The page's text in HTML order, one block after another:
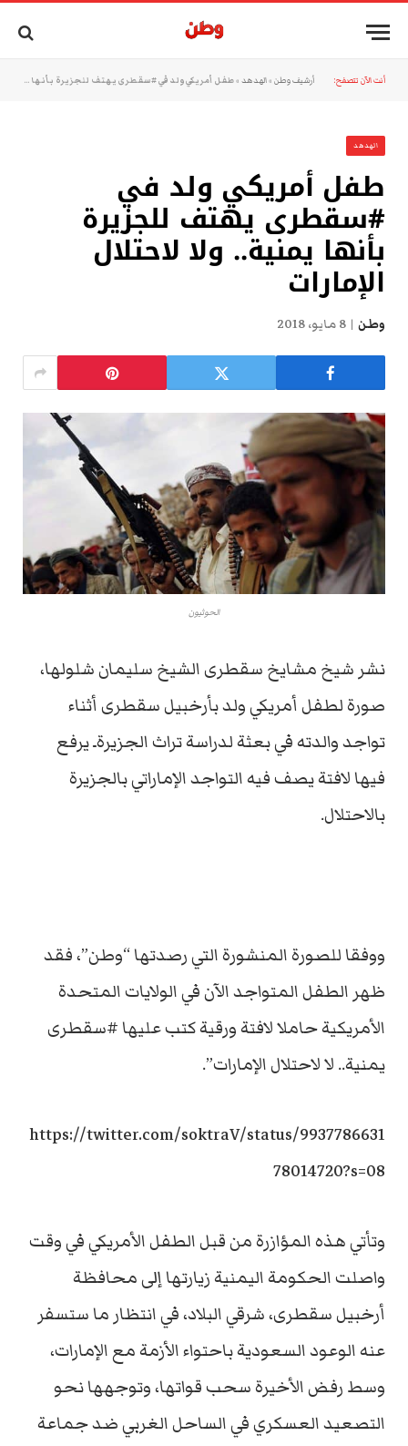
أنت الآن تتصفح: أرشيف وطن »الهدهد »طفل أمريكي ولد في #سقطرى يهتف للجزيرة بأنها يمنية.. ولا لاحتلال الإمارات
الهدهد
طفل أمريكي ولد في
#سقطرى يهتف للجزيرة
بأنها يمنية.. ولا لاحتلال
الإمارات
وطن 8 مايو، 2018
الحوثيون
نشر شيخ مشايخ سقطرى الشيخ سليمان شلولها،
صورة لطفل أمريكي ولد بأرخبيل سقطرى أثناء
تواجد والدته في بعثة لدراسة تراث الجزيرةـ يرفع
فيها لافتة يصف فيه التواجد الإماراتي بالجزيرة
بالاحتلال.
ووفقا للصورة المنشورة التي رصدتها “وطن”، فقد
ظهر الطفل المتواجد الآن في الولايات المتحدة
الأمريكية حاملا لافتة ورقية كتب عليها #سقطرى
يمنية.. لا لاحتلال الإمارات”.
https://twitter.com/soktraV/status/9937786631
78014720?s=08
وتأتي هذه المؤازرة من قبل الطفل الأمريكي في وقت
واصلت الحكومة اليمنية زيارتها إلى محافظة
أرخبيل سقطرى، شرقي البلاد، في انتظار ما ستسفر
عنه الوعود السعودية باحتواء الأزمة مع الإمارات،
وسط رفض الأخيرة سحب قواتها، وتوجهها نحو
التصعيد العسكري في الساحل الغربي ضد جماعة